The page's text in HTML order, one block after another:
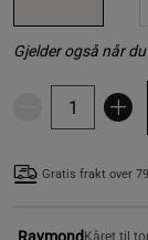
Gjelder også når
Gratis frakt over
RaymondKåret til